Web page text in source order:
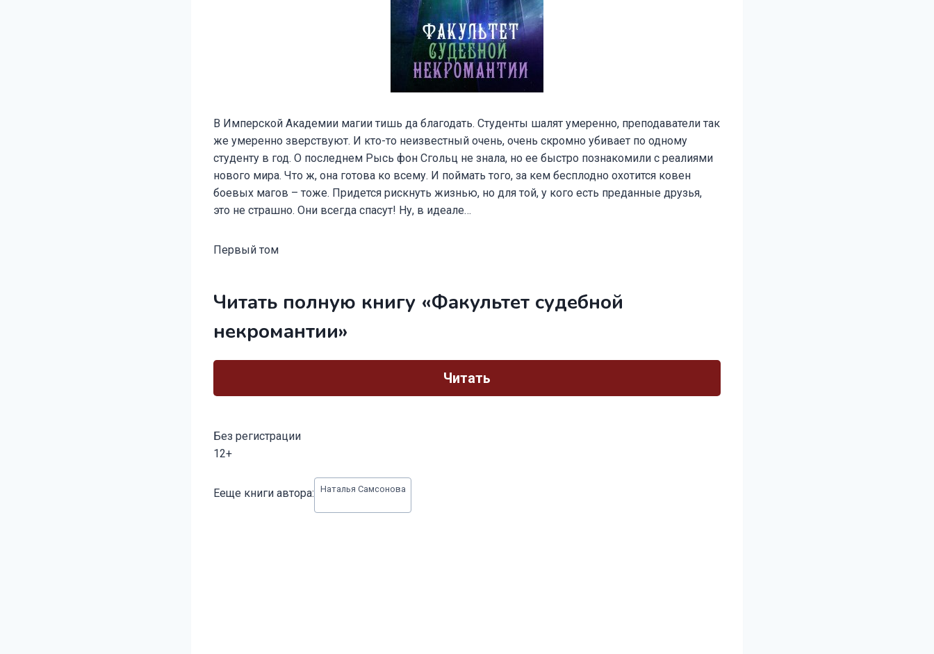
В Имперской Академии магии тишь да благодать. Студенты шалят умеренно, преподаватели так
же умеренно зверствуют. И кто-то неизвестный очень, очень скромно убивает по одному
студенту в год. О последнем Рысь фон Сгольц не знала, но ее быстро познакомили с реалиями
нового мира. Что ж, она готова ко всему. И поймать того, за кем бесплодно охотится ковен
боевых магов – тоже. Придется рискнуть жизнью, но для той, у кого есть преданные друзья,
это не страшно. Они всегда спасут! Ну, в идеале…
Первый том
Читать полную книгу «Факультет судебной
некромантии»
Читать
Без регистрации
12+
записи:
Ееще книги автора: Наталья Самсонова